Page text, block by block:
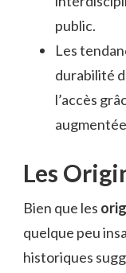
public.
Les
durabilité
l’accès
Les
Bien que les
quelque peu
historiques